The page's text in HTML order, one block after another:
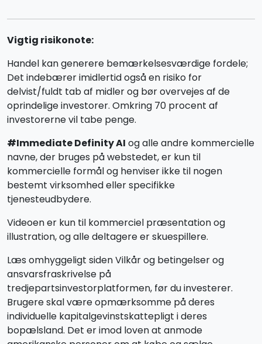
Vigtig risikonote:
Handel kan generere bemærkelsesværdige fordele;
Det indebærer imidlertid også en risiko for
delvist/fuldt tab af midler og bør overvejes af de
oprindelige investorer. Omkring 70 procent af
investorerne vil tabe penge.
#Immediate Definity AI og alle andre kommercielle
navne, der bruges på webstedet, er kun til
kommercielle formål og henviser ikke til nogen
bestemt virksomhed eller specifikke
tjenesteudbydere.
Videoen er kun til kommerciel præsentation og
illustration, og alle deltagere er skuespillere.
Læs omhyggeligt siden Vilkår og betingelser og
ansvarsfraskrivelse på
tredjepartsinvestorplatformen, før du investerer.
Brugere skal være opmærksomme på deres
individuelle kapitalgevinstskattepligt i deres
bopælsland. Det er imod loven at anmode